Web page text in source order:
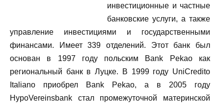
инвестиционные и частные
банковские услуги, а также
управление инвестициями и государственными
финансами. Имеет 339 отделений. Этот банк был
основан в 1997 году польским Bank Pekao как
региональный банк в Луцке. В 1999 году UniCredito
Italiano приобрел Bank Pekao, а в 2005 году
HypoVereinsbank стал промежуточной материнской